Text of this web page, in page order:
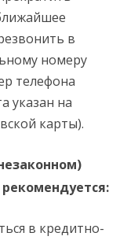
в
номеру
телефона
указан на
карты).
в кредитно-